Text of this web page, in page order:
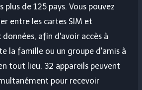
de 125 pays. Vous pouvez
entre les cartes SIM et
données, afin d'avoir accès à
la famille ou un groupe d'amis à
tout lieu. 32 appareils peuvent
pour recevoir